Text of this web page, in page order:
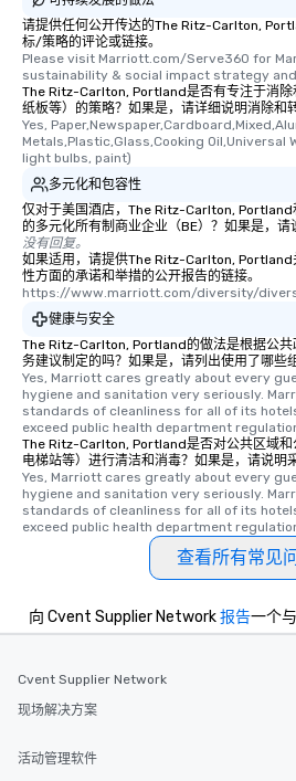
请提供任何公开传达的The Ritz-Carlton,
标/策略的评论或链接。
Please visit Marriott.com/Serve360 for
sustainability & social impact strategy
The Ritz-Carlton, Portland是否有专注于消除
纸板等）的策略？如果是，请详细说明消除和
Yes,
Metals,Plastic,Glass,Cooking Oil,Universal
light bulbs, paint)
多元化和包容性
仅对于美国酒店，The Ritz-Carlton, Portland
的多元化所有制商业企业（BE）？如果是，请
没有回复。
如果适用，请提供The Ritz-Carlton, Portland
性方面的承诺和举措的公开报告的链接。
https://www.marriott.com/diversity/
健康与安全
The Ritz-Carlton, Portland的做法是根据公共
务建议制定的吗？如果是，请列出使用了哪些
Yes, Marriott cares greatly about every
hygiene and sanitation very seriously.
standards of cleanliness for all of its
exceed public health department
The Ritz-Carlton, Portland是否对公共区域和
电梯站等）进行清洁和消毒？如果是，请说明
Yes, Marriott cares greatly about every
hygiene and sanitation very seriously.
standards of cleanliness for all of its
exceed public health department
查看所有常见
向 Cvent Supplier Network报告一个
Cvent Supplier Network
现场解决方案
活动管理软件